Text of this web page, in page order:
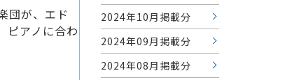
団が、エド
ピアノに合わ
2024年10月掲載分
2024年09月掲載分
2024年08月掲載分